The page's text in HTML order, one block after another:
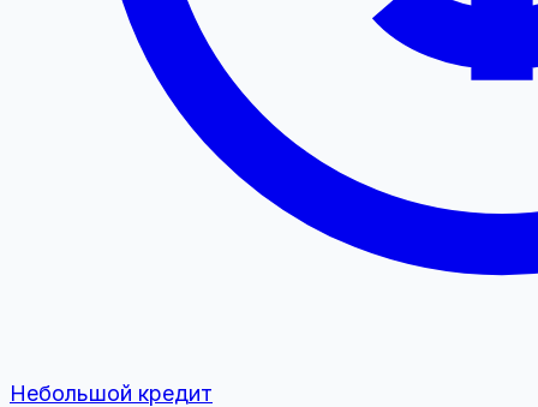
Небольшой кредит